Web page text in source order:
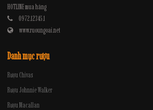
HOTLINE mua hàng
0972.12345.1
www.ruoungoai.net
Danh mục rượu
Rượu Chivas
Rượu Johnnie Walker
Rượu Macallan